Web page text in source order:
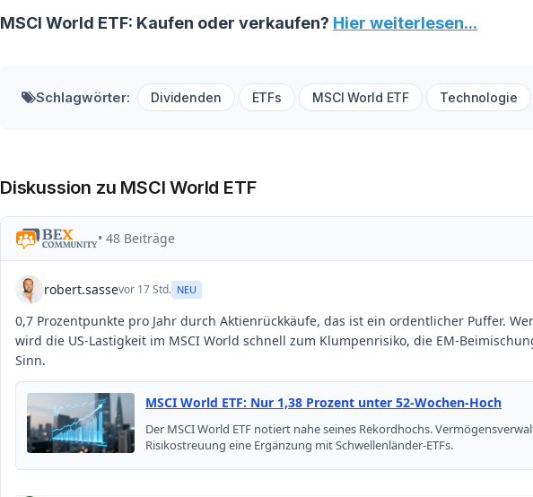
MSCI World ETF: Kaufen oder verkaufen? Hier weiterlesen...
Schlagwörter: Dividenden ETFs MSCI World ETF Technologie
Diskussion zu MSCI World ETF